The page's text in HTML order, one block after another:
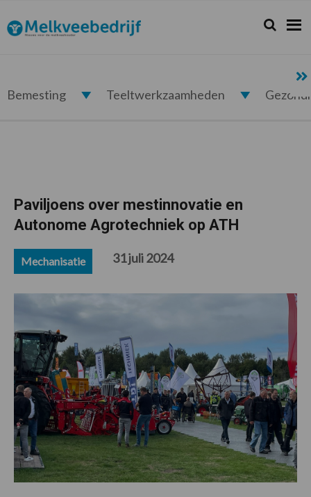
de
hoofdnavigatie
de
hoofd
de
eerste
de
voettekst
Melkveebedrijf.nl Zoeken...
Zoek
Bemesting Teeltwerkzaamheden
Paviljoens over mestinnovatie en
Autonome Agrotechniek op ATH
Mechanisatie 31 juli 2024